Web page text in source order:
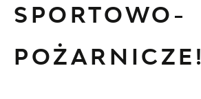
SPORTOWO-
POŻARNICZE!